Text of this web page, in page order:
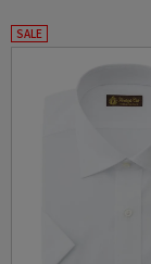
SALE